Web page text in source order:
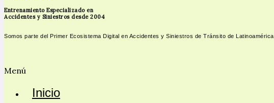
Entrenamiento Especializado en
Accidentes y Siniestros desde 2004
Somos parte del Primer Ecosistema Digital en Accidentes y Siniestros de Tránsito de Latinoamérica
Menú
Inicio